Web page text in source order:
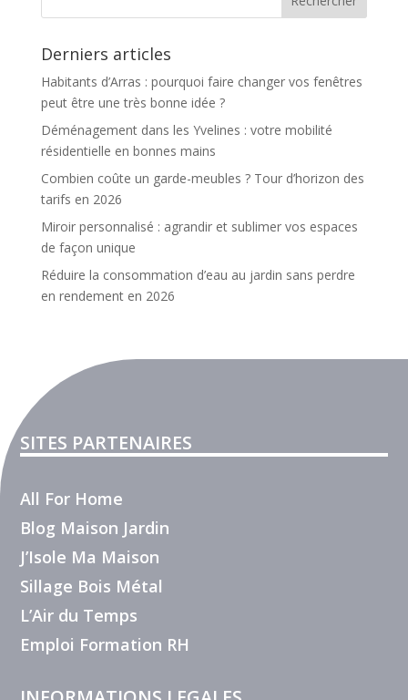
Derniers articles
Habitants d’Arras : pourquoi faire changer vos fenêtres
peut être une très bonne idée ?
Déménagement dans les Yvelines : votre mobilité
résidentielle en bonnes mains
Combien coûte un garde-meubles ? Tour d’horizon des
tarifs en 2026
Miroir personnalisé : agrandir et sublimer vos espaces
de façon unique
Réduire la consommation d’eau au jardin sans perdre
en rendement en 2026
SITES PARTENAIRES
All For Home
Blog Maison Jardin
J’Isole Ma Maison
Sillage Bois Métal
L’Air du Temps
Emploi Formation RH